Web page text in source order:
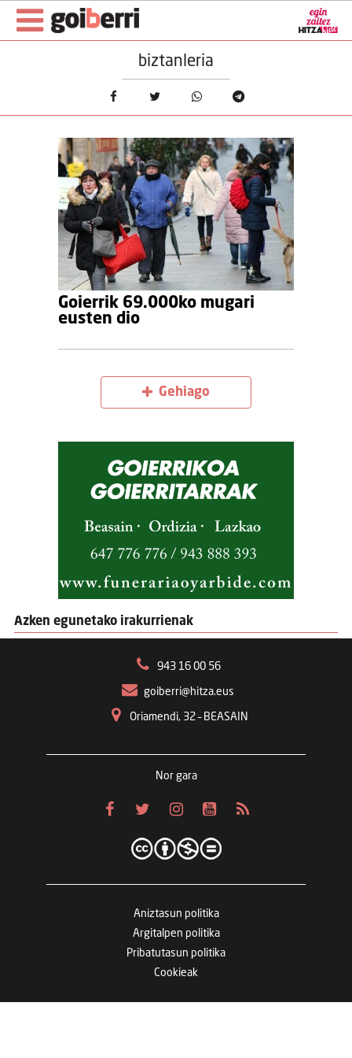
biztanleria
Goierrik 69.000ko mugari
eusten dio
Gehiago
Azken egunetako irakurrienak
943 16 00 56
goiberri@hitza.eus
Oriamendi, 32 – BEASAIN
Nor gara
Aniztasun politika
Argitalpen politika
Pribatutasun politika
Cookieak